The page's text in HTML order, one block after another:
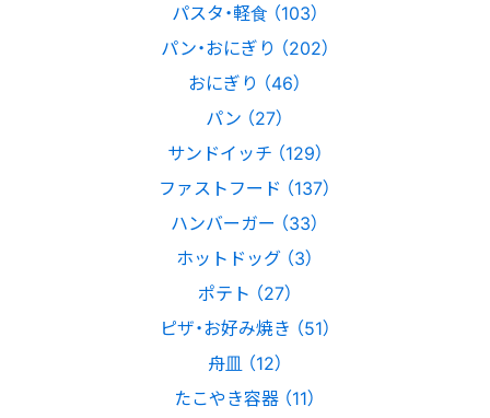
パスタ・軽食 （103）
パン・おにぎり （202）
おにぎり （46）
パン （27）
サンドイッチ （129）
ファストフード （137）
ハンバーガー （33）
ホットドッグ （3）
ポテト （27）
ピザ・お好み焼き （51）
舟皿 （12）
たこやき容器 （11）